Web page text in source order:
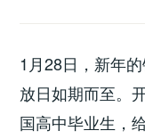
1月28日，新年
放日如期而至。
国高中毕业生，